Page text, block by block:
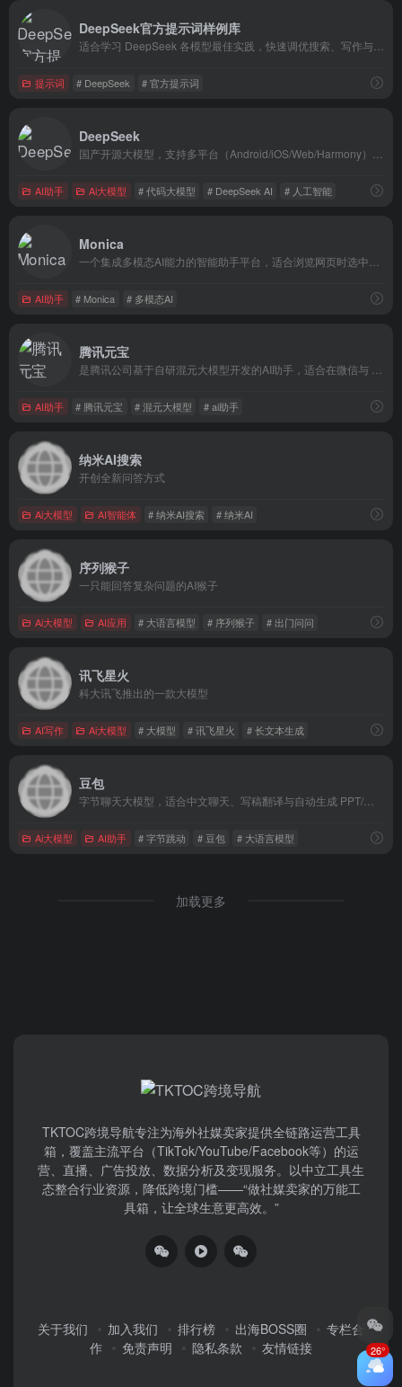
DeepSeek官方提示词样例库
提示词 # DeepSeek # 官方提示词
DeepSeek
AI助手 Ai大模型 # 代码大模型 # DeepSeek AI # 人工智能
Monica
AI助手 # Monica # 多模态AI
腾讯元宝
AI助手 # 腾讯元宝 # 混元大模型 # ai助手
纳米AI搜索
开创全新问答方式
Ai大模型 AI智能体 # 纳米AI搜索 # 纳米AI
序列猴子
一只能回答复杂问题的AI猴子
Ai大模型 AI应用 # 大语言模型 # 序列猴子 # 出门问问
讯飞星火
科大讯飞推出的一款大模型
AI写作 Ai大模型 # 大模型 # 讯飞星火 # 长文本生成
豆包
Ai大模型 AI助手 # 字节跳动 # 豆包 # 大语言模型
加载更多
TKTOC跨境导航​专注为海外社媒卖家提供全链路运营工具
箱，覆盖主流平台（TikTok/YouTube/Facebook等）​的运
营、直播、广告投放、数据分析及变现服务。以中立工具生
态整合行业资源，降低跨境门槛——“做社媒卖家的万能工
具箱，让全球生意更高效。”
关于我们 加入我们 排行榜 出海BOSS圈
专栏合
作
免责声明 隐私条款 友情链接 26°